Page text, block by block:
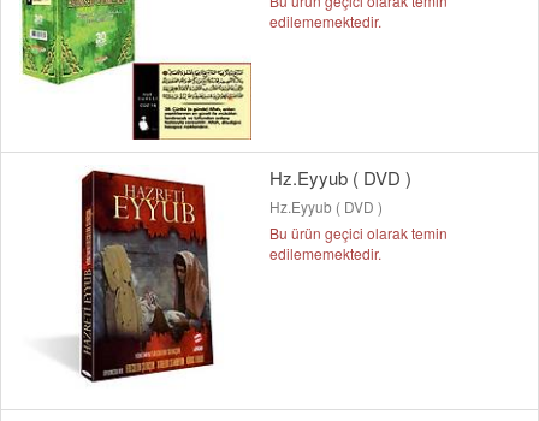
edilememektedir.
Hz.Eyyub ( DVD )
Hz.Eyyub ( DVD )
Bu ürün geçici olarak temin
edilememektedir.